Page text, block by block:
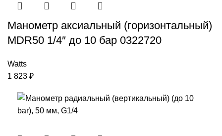
Манометр аксиальный (горизонтальный)
MDR50 1/4″ до 10 бар 0322720
Watts
1 823 ₽